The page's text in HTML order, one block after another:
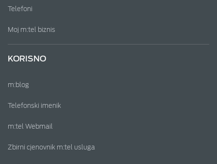
Telefoni
Moj m:tel biznis
KORISNO
m:blog
Telefonski imenik
m:tel Webmail
Zbirni cjenovnik m:tel usluga